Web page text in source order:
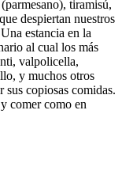
tiramisú,
despiertan nuestros
estancia en la
al cual los más
valpolicella,
y muchos otros
sus copiosas comidas.
comer como en